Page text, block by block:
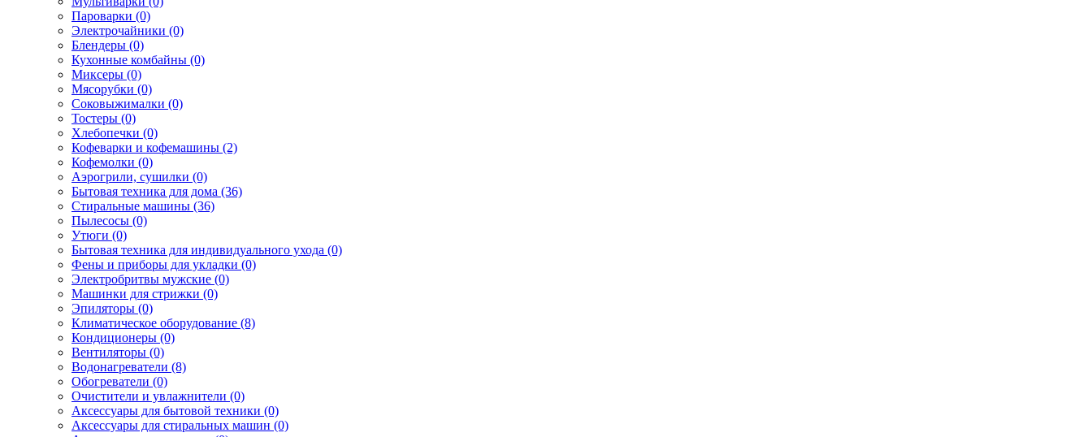
Пароварки (0)
Электрочайники (0)
Блендеры (0)
Кухонные комбайны (0)
Миксеры (0)
Мясорубки (0)
Соковыжималки (0)
Тостеры (0)
Хлебопечки (0)
Кофеварки и кофемашины (2)
Кофемолки (0)
Аэрогрили, сушилки (0)
Бытовая техника для дома (36)
Стиральные машины (36)
Пылесосы (0)
Утюги (0)
Бытовая техника для индивидуального ухода (0)
Фены и приборы для укладки (0)
Электробритвы мужские (0)
Машинки для стрижки (0)
Эпиляторы (0)
Климатическое оборудование (8)
Кондиционеры (0)
Вентиляторы (0)
Водонагреватели (8)
Обогреватели (0)
Очистители и увлажнители (0)
Аксессуары для бытовой техники (0)
Аксессуары для стиральных машин (0)